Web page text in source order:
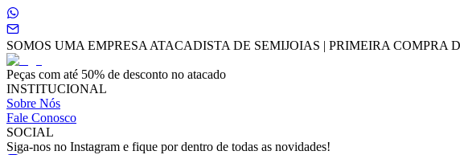
SOMOS UMA EMPRESA ATACADISTA DE SEMIJOIAS | PRIMEIRA COMPRA
Peças com até 50% de desconto no atacado
INSTITUCIONAL
Sobre Nós
Fale Conosco
SOCIAL
Siga-nos no Instagram e fique por dentro de todas as novidades!